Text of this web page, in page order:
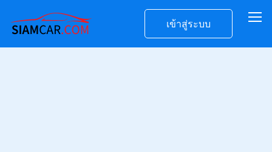
เข้าสู่ระบบ